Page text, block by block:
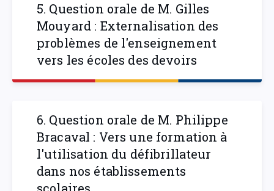
5. Question orale de M. Gilles
Mouyard : Externalisation des
problèmes de l'enseignement
vers les écoles des devoirs
6. Question orale de M. Philippe
Bracaval : Vers une formation à
l'utilisation du défibrillateur
dans nos établissements